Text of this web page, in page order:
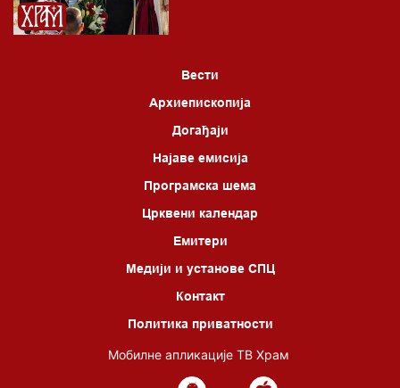
Вести
Архиепископија
Догађаји
Најаве емисија
Програмска шема
Црквени календар
Емитери
Медији и установе СПЦ
Контакт
Политика приватности
Мобилне апликације ТВ Храм